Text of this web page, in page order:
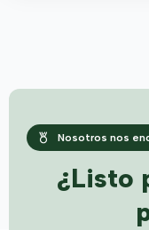
Nosotros nos
¿Listo